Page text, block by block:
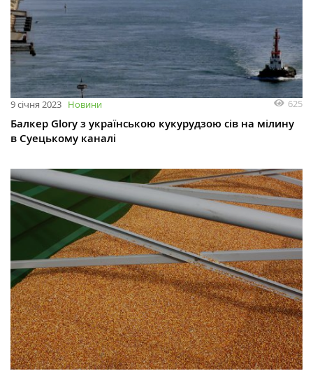
9 січня 2023 Новини 625
Балкер Glory з українською кукурудзою сів на мілину
в Суецькому каналі